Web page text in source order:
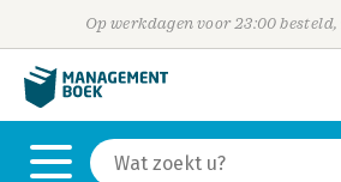
Op werkdagen voor 23:00